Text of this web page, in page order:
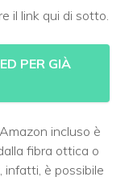
il link qui di sotto.
PER GIÀ
incluso è
fibra ottica o
infatti, è possibile